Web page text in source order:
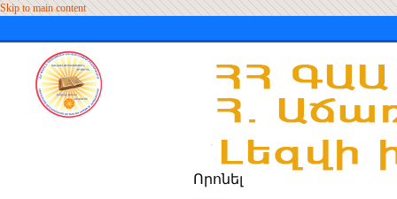
Skip to main content
Որոնել